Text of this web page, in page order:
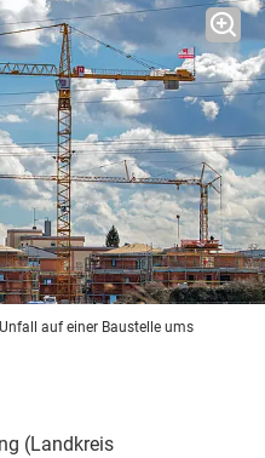
auf einer Baustelle ums
(Landkreis